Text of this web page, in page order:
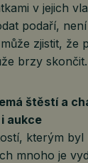
v jejich
podaří,
zjistit, že
brzy skončit.
štěstí a
aukce
kterým byl
mnoho je